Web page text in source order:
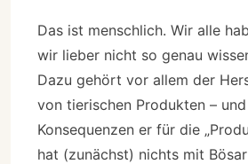
Das ist menschlich. Wir alle
wir lieber nicht so genau
Dazu gehört vor allem der
von tierischen Produkten –
Konsequenzen er für die
hat (zunächst) nichts mit